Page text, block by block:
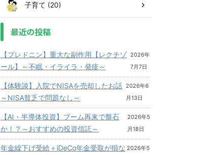
子育て (20)
最近の投稿
【プレドニン】重大な副作用【レクチゾ
ール】～不眠・イライラ・発疹～
2026年
7月7日
【体験談】入院でNISAを売却したお話
～NISA貧乏で問題なし～
2026年6
月13日
【AI・半導体投資】ブーム再来で盤石
か！？～おすすめの投資信託～
2026年5
月18日
年金繰下げ受給＋iDeCo年金受取が損な 2026年5